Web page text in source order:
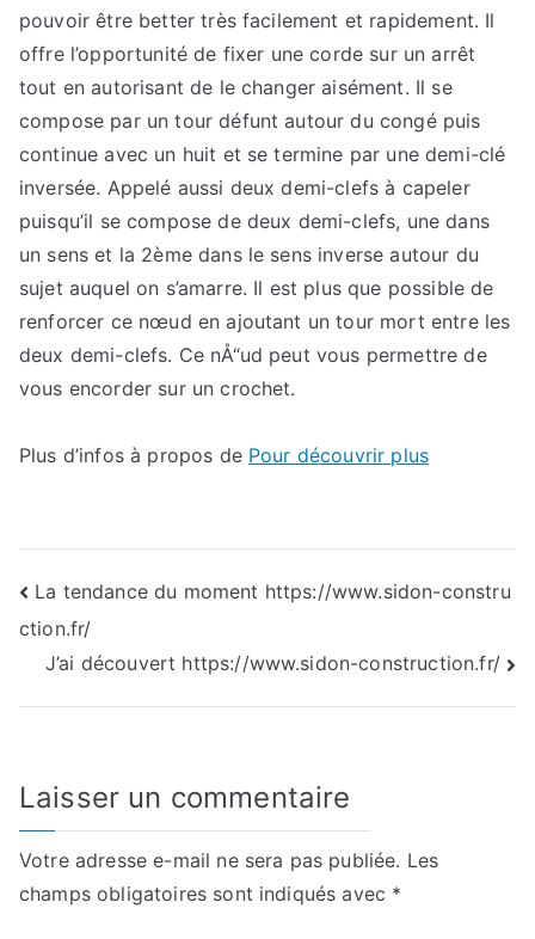
pouvoir être better très facilement et rapidement. Il
offre l’opportunité de fixer une corde sur un arrêt
tout en autorisant de le changer aisément. Il se
compose par un tour défunt autour du congé puis
continue avec un huit et se termine par une demi-clé
inversée. Appelé aussi deux demi-clefs à capeler
puisqu’il se compose de deux demi-clefs, une dans
un sens et la 2ème dans le sens inverse autour du
sujet auquel on s’amarre. Il est plus que possible de
renforcer ce nœud en ajoutant un tour mort entre les
deux demi-clefs. Ce nÅ“ud peut vous permettre de
vous encorder sur un crochet.
Plus d’infos à propos de Pour découvrir plus
Navigation
de
l’article
La tendance du moment https://www.sidon-constru
ction.fr/
J’ai découvert https://www.sidon-construction.fr/
Laisser un commentaire
Votre adresse e-mail ne sera pas publiée. Les
champs obligatoires sont indiqués avec *